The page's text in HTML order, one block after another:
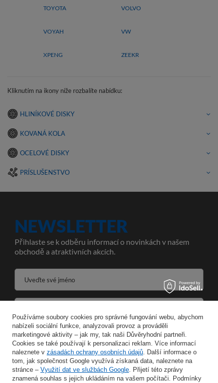
TOYOTA VOLVO
VOYAH VW
XPENG ZEEKR
Kliknutím na ikony níže rozbalíte nabídku:
HLINÍKOVÉ DISKY
KOVANÁ KOLA
OCELOVÉ DISKY
PRÍSLUŠENSTVO
NEWSLETTER
Přihlaste se k odběru informací o novinkách v našem
obchodě a atraktivních akcích.
Uveďte své jméno
Souhlasím se zpracováním svých osobních údajů pro účely a v rozsahu služby Newsletter ve formátu
ULOŽIT
Používáme soubory cookies pro správné fungování webu, abychom
nabízeli sociální funkce, analyzovali provoz a prováděli
marketingové aktivity – jak my, tak naši Důvěryhodní partneři.
Cookies se také používají k personalizaci reklam. Více informací
naleznete v zásadách ochrany osobních údajů. Další informace o
tom, jak společnost Google využívá získaná data, naleznete na
stránce – Využití dat ve službách Google. Přijetí této zprávy
znamená souhlas s jejich ukládáním na vašem počítači. Podmínky